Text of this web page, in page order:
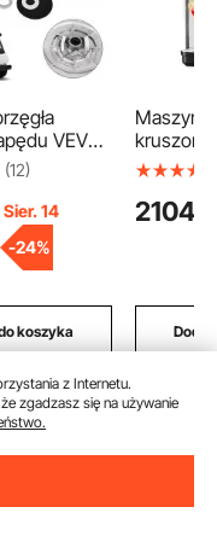
VEVOR
zestaw
z
G6201-
04,
(12)
14
-24%
koszyka
Maszyna
i koktajli
2104
Dodaj
malowania
z Internetu.
zgadzasz się na używanie